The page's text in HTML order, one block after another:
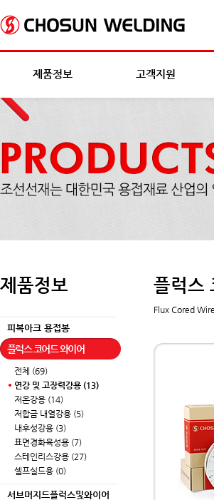
제품정보 고객지원
제품정보
피복아크 용접봉
플럭스 코어드 와이어
전체 (69)
연강 및 고장력강용 (13)
저온강용 (14)
저합금 내열강용 (5)
내후성강용 (3)
표면경화육성용 (7)
스테인리스강용 (27)
셀프실드용 (0)
서브머지드플럭스및와이어
플럭스
Flux Cored